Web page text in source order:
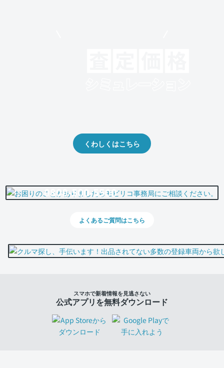
くわしくはこちら
0800-500-5500
よくあるご質問はこちら
スマホで新着情報を見逃さない
公式アプリを無料ダウンロード